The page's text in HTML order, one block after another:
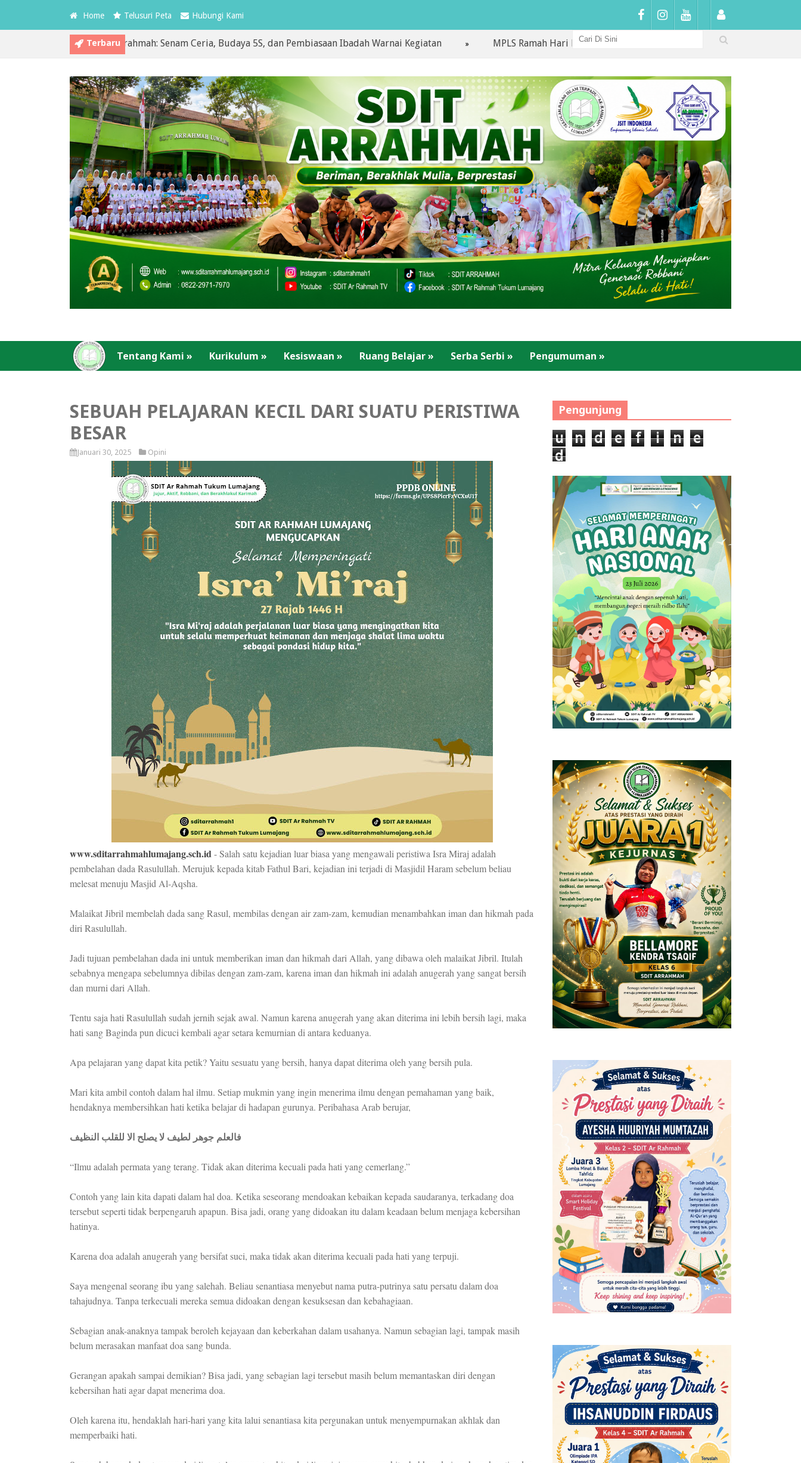
Home Telusuri Peta Hubungi Kami
Terbaru
MPLS SDIT Arrahmah: Senam Ceria, Budaya 5S, dan Pembiasaan Ibadah Warnai Kegiatan MPLS Ramah Hari Pertama di SDIT Arrahmah: Sambutan Hangat, Penguatan
Tentang Kami » Kurikulum » Kesiswaan » Ruang Belajar» Serba Serbi » Pengumuman »
SEBUAH PELAJARAN KECIL DARI SUATU PERISTIWA
BESAR
Januari 30, 2025 Opini
www.sditarrahmahlumajang.sch.id- Salah satu kejadian luar biasa yang mengawali peristiwa Isra Miraj adalah
pembelahan dada Rasulullah. Merujuk kepada kitab Fathul Bari, kejadian ini terjadi di Masjidil Haram sebelum beliau
melesat menuju Masjid Al-Aqsha.
Malaikat Jibril membelah dada sang Rasul, membilas dengan air zam-zam, kemudian menambahkan iman dan hikmah pada
diri Rasulullah.
Jadi tujuan pembelahan dada ini untuk memberikan iman dan hikmah dari Allah, yang dibawa oleh malaikat Jibril. Itulah
sebabnya mengapa sebelumnya dibilas dengan zam-zam, karena iman dan hikmah ini adalah anugerah yang sangat bersih
dan murni dari Allah.
Tentu saja hati Rasulullah sudah jernih sejak awal. Namun karena anugerah yang akan diterima ini lebih bersih lagi, maka
hati sang Baginda pun dicuci kembali agar setara kemurnian di antara keduanya.
Apa pelajaran yang dapat kita petik? Yaitu sesuatu yang bersih, hanya dapat diterima oleh yang bersih pula.
Mari kita ambil contoh dalam hal ilmu. Setiap mukmin yang ingin menerima ilmu dengan pemahaman yang baik,
hendaknya membersihkan hati ketika belajar di hadapan gurunya. Peribahasa Arab berujar,
فالعلم جوهر لطيف لا يصلح الا للقلب النظيف
“Ilmu adalah permata yang terang. Tidak akan diterima kecuali pada hati yang cemerlang.”
Contoh yang lain kita dapati dalam hal doa. Ketika seseorang mendoakan kebaikan kepada saudaranya, terkadang doa
tersebut seperti tidak berpengaruh apapun. Bisa jadi, orang yang didoakan itu dalam keadaan belum menjaga kebersihan
hatinya.
Karena doa adalah anugerah yang bersifat suci, maka tidak akan diterima kecuali pada hati yang terpuji.
Saya mengenal seorang ibu yang salehah. Beliau senantiasa menyebut nama putra-putrinya satu persatu dalam doa
tahajudnya. Tanpa terkecuali mereka semua didoakan dengan kesuksesan dan kebahagiaan.
Sebagian anak-anaknya tampak beroleh kejayaan dan keberkahan dalam usahanya. Namun sebagian lagi, tampak masih
belum merasakan manfaat doa sang bunda.
Gerangan apakah sampai demikian? Bisa jadi, yang sebagian lagi tersebut masih belum memantaskan diri dengan
kebersihan hati agar dapat menerima doa.
Oleh karena itu, hendaklah hari-hari yang kita lalui senantiasa kita pergunakan untuk menyempurnakan akhlak dan
memperbaiki hati.
Pengunjung
u n d e f i n
e
d